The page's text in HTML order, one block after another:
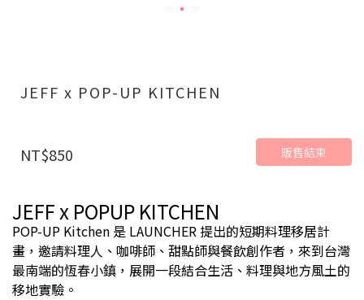
JEFF x POP-UP KITCHEN
NT$850 販售結束
JEFF x POPUP KITCHEN
POP-UP Kitchen 是 LAUNCHER 提出的短期料理移居計
畫，邀請料理人、咖啡師、甜點師與餐飲創作者，來到台灣
最南端的恆春小鎮，展開一段結合生活、料理與地方風土的
移地實驗。